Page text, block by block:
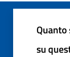
su